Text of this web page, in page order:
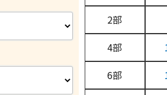
2
4
6